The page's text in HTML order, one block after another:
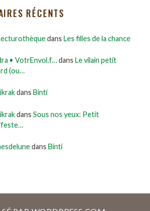
RÉCENTS
dans Les filles de la chance
• VotrEnvol.f…dans Le vilain petit
(ou…
dans Binti
dans Sous nos yeux: Petit
dans Binti